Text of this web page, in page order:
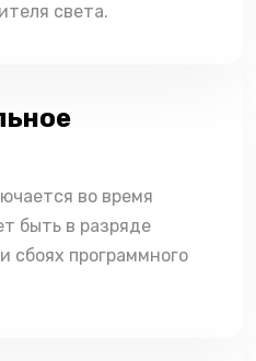
света.
во время
быть в разряде
сбоях программного